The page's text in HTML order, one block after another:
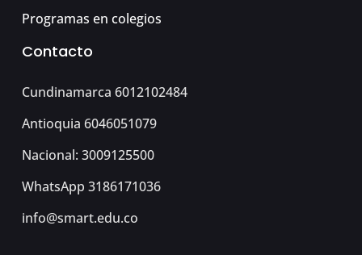
Programas en colegios
Contacto
Cundinamarca 6012102484
Antioquia 6046051079
Nacional: 3009125500
WhatsApp 3186171036
info@smart.edu.co